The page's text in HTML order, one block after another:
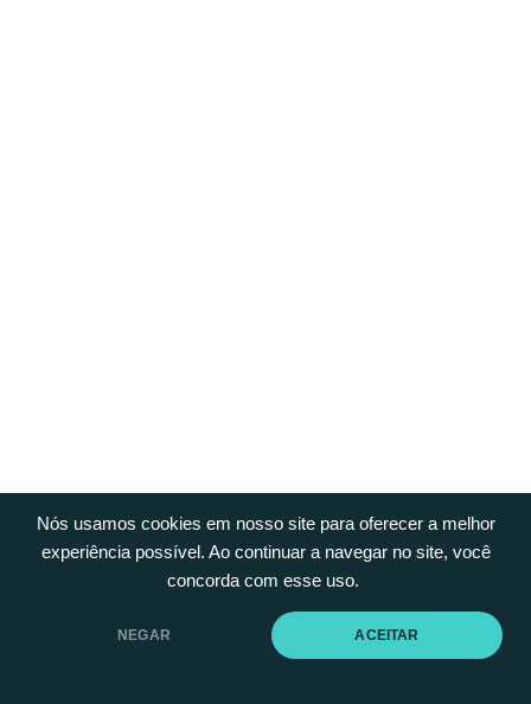
Nós usamos cookies em nosso site para oferecer a melhor
experiência possível. Ao continuar a navegar no site, você
concorda com esse uso.
NEGAR ACEITAR